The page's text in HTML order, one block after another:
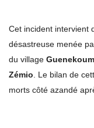
Cet incident intervient
désastreuse menée
du village
Zémio. Le bilan de
morts côté azandé